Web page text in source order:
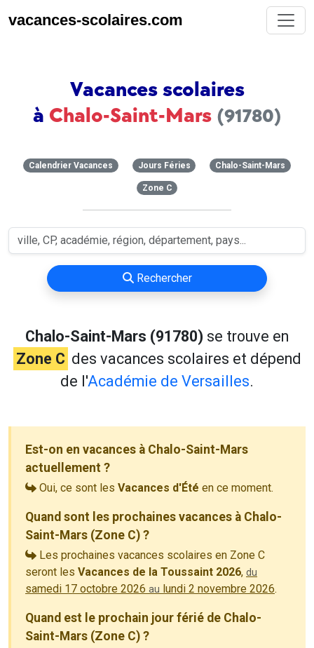
vacances-scolaires.com
Vacances scolaires
à Chalo-Saint-Mars (91780)
Calendrier Vacances Jours Féries Chalo-Saint-Mars
Zone C
Rechercher
Chalo-Saint-Mars (91780) se trouve en
Zone C des vacances scolaires et dépend
de l'Académie de Versailles.
Est-on en vacances à Chalo-Saint-Mars
actuellement ?
Oui, ce sont les Vacances d'Été en ce moment.
Quand sont les prochaines vacances à Chalo-
Saint-Mars (Zone C) ?
Les prochaines vacances scolaires en Zone C
seront les Vacances de la Toussaint 2026, du
samedi 17 octobre 2026 au lundi 2 novembre 2026.
Quand est le prochain jour férié de Chalo-
Saint-Mars (Zone C) ?